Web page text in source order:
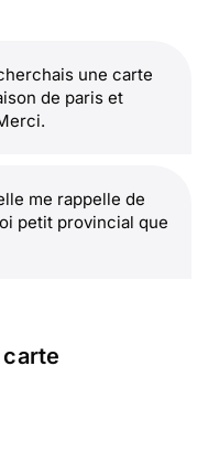
une carte
de paris et
elle me rappelle de
petit provincial que